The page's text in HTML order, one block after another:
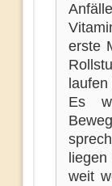
erste
Es
weit